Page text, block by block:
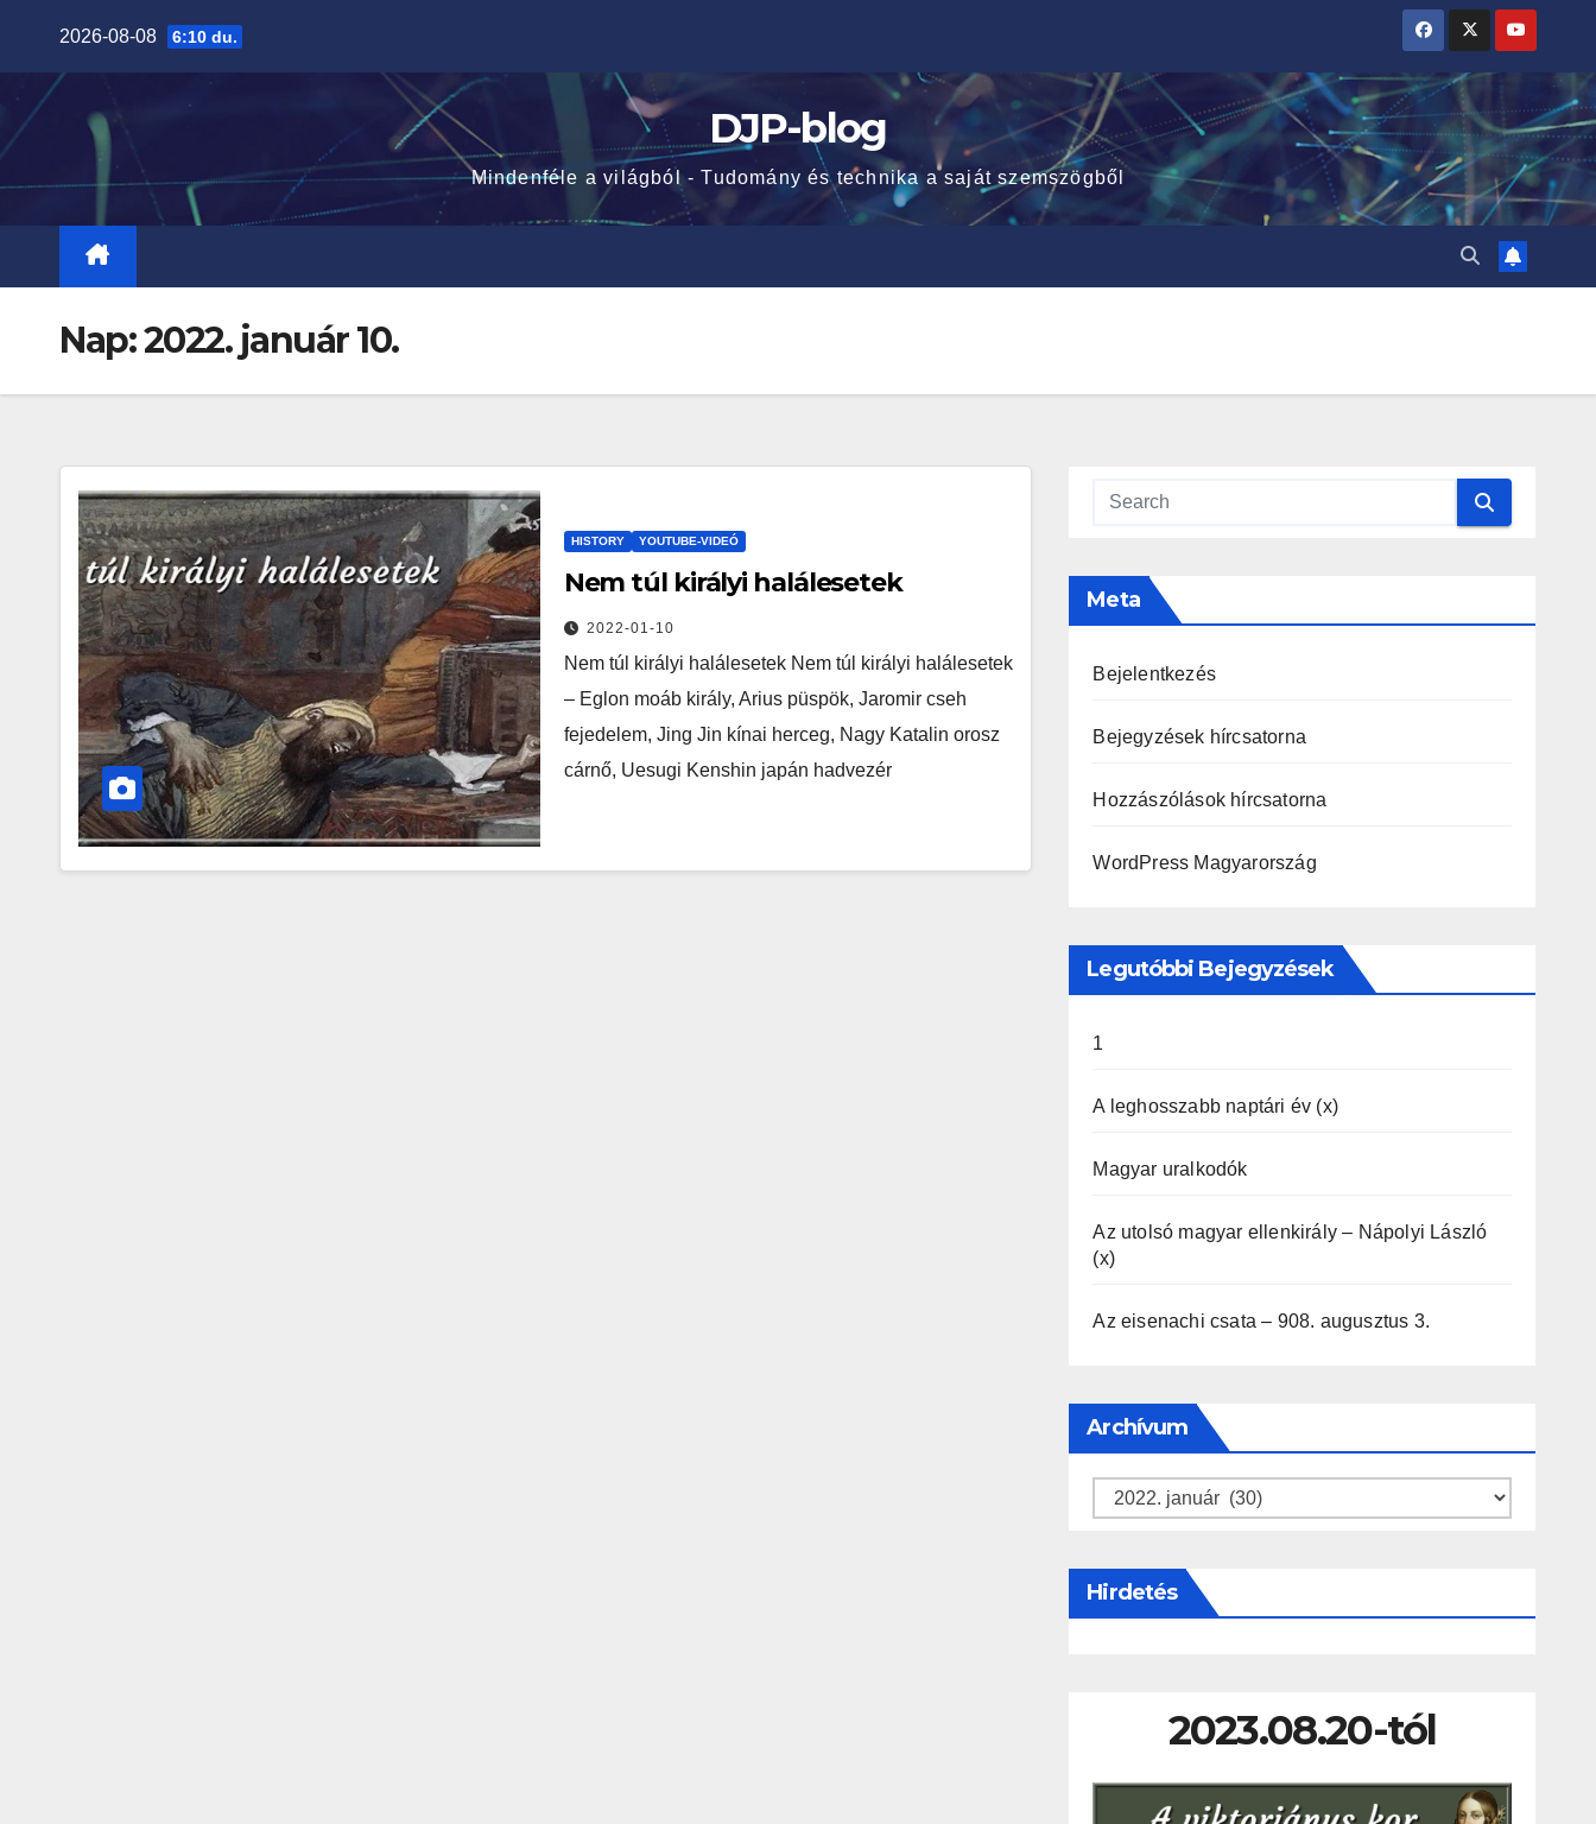
content
2026-08-08 6:10 du.
DJP-blog
Mindenféle a világból - Tudomány és technika a saját szemszögből
Nap:2022. január 10.
HISTORY YOUTUBE-VIDEÓ
Nem túl királyi halálesetek
2022-01-10
Nem túl királyi halálesetek Nem túl királyi halálesetek
– Eglon moáb király, Arius püspök, Jaromir cseh
fejedelem, Jing Jin kínai herceg, Nagy Katalin orosz
cárnő, Uesugi Kenshin japán hadvezér
Meta
Bejelentkezés
Bejegyzések hírcsatorna
Hozzászólások hírcsatorna
WordPress Magyarország
Legutóbbi Bejegyzések
1
A leghosszabb naptári év (x)
Magyar uralkodók
Az utolsó magyar ellenkirály – Nápolyi László
(x)
Az eisenachi csata – 908. augusztus 3.
Archívum
Archívum
Hirdetés
2023.08.20-tól